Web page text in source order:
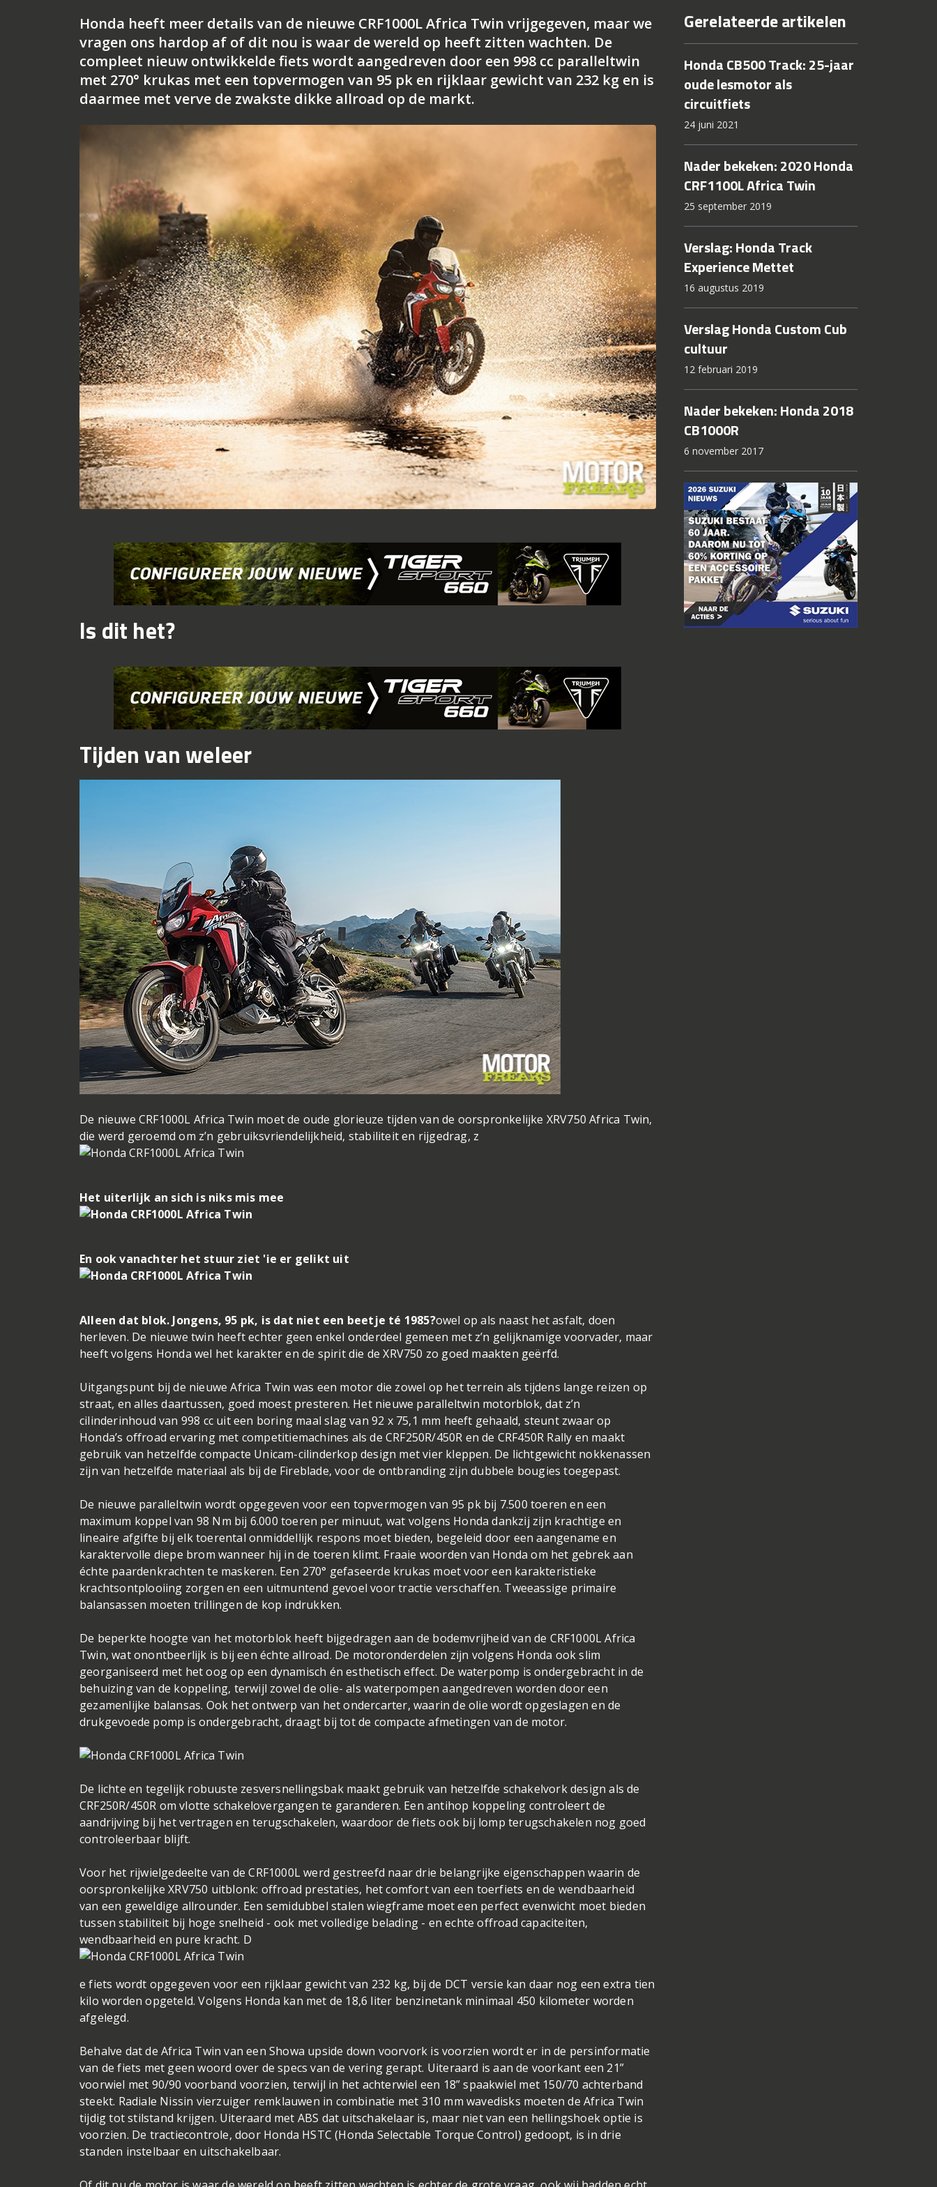
Honda heeft meer details van de nieuwe CRF1000L Africa Twin vrijgegeven, maar we
vragen ons hardop af of dit nou is waar de wereld op heeft zitten wachten. De
compleet nieuw ontwikkelde fiets wordt aangedreven door een 998 cc paralleltwin
met 270° krukas met een topvermogen van 95 pk en rijklaar gewicht van 232 kg en is
daarmee met verve de zwakste dikke allroad op de markt.
Is dit het?
Tijden van weleer
De nieuwe CRF1000L Africa Twin moet de oude glorieuze tijden van de oorspronkelijke XRV750 Africa Twin,
die werd geroemd om z’n gebruiksvriendelijkheid, stabiliteit en rijgedrag, z
Het uiterlijk an sich is niks mis mee
En ook vanachter het stuur ziet 'ie er gelikt uit
Alleen dat blok. Jongens, 95 pk, is dat niet een beetje té 1985?owel op als naast het asfalt, doen
herleven. De nieuwe twin heeft echter geen enkel onderdeel gemeen met z’n gelijknamige voorvader, maar
heeft volgens Honda wel het karakter en de spirit die de XRV750 zo goed maakten geërfd.
Uitgangspunt bij de nieuwe Africa Twin was een motor die zowel op het terrein als tijdens lange reizen op
straat, en alles daartussen, goed moest presteren. Het nieuwe paralleltwin motorblok, dat z’n
cilinderinhoud van 998 cc uit een boring maal slag van 92 x 75,1 mm heeft gehaald, steunt zwaar op
Honda’s offroad ervaring met competitiemachines als de CRF250R/450R en de CRF450R Rally en maakt
gebruik van hetzelfde compacte Unicam-cilinderkop design met vier kleppen. De lichtgewicht nokkenassen
zijn van hetzelfde materiaal als bij de Fireblade, voor de ontbranding zijn dubbele bougies toegepast.
De nieuwe paralleltwin wordt opgegeven voor een topvermogen van 95 pk bij 7.500 toeren en een
maximum koppel van 98 Nm bij 6.000 toeren per minuut, wat volgens Honda dankzij zijn krachtige en
lineaire afgifte bij elk toerental onmiddellijk respons moet bieden, begeleid door een aangename en
karaktervolle diepe brom wanneer hij in de toeren klimt. Fraaie woorden van Honda om het gebrek aan
échte paardenkrachten te maskeren. Een 270° gefaseerde krukas moet voor een karakteristieke
krachtsontplooiing zorgen en een uitmuntend gevoel voor tractie verschaffen. Tweeassige primaire
balansassen moeten trillingen de kop indrukken.
De beperkte hoogte van het motorblok heeft bijgedragen aan de bodemvrijheid van de CRF1000L Africa
Twin, wat onontbeerlijk is bij een échte allroad. De motoronderdelen zijn volgens Honda ook slim
georganiseerd met het oog op een dynamisch én esthetisch effect. De waterpomp is ondergebracht in de
behuizing van de koppeling, terwijl zowel de olie- als waterpompen aangedreven worden door een
gezamenlijke balansas. Ook het ontwerp van het ondercarter, waarin de olie wordt opgeslagen en de
drukgevoede pomp is ondergebracht, draagt bij tot de compacte afmetingen van de motor.
De lichte en tegelijk robuuste zesversnellingsbak maakt gebruik van hetzelfde schakelvork design als de
CRF250R/450R om vlotte schakelovergangen te garanderen. Een antihop koppeling controleert de
aandrijving bij het vertragen en terugschakelen, waardoor de fiets ook bij lomp terugschakelen nog goed
controleerbaar blijft.
Voor het rijwielgedeelte van de CRF1000L werd gestreefd naar drie belangrijke eigenschappen waarin de
oorspronkelijke XRV750 uitblonk: offroad prestaties, het comfort van een toerfiets en de wendbaarheid
van een geweldige allrounder. Een semidubbel stalen wiegframe moet een perfect evenwicht moet bieden
tussen stabiliteit bij hoge snelheid - ook met volledige belading - en echte offroad capaciteiten,
wendbaarheid en pure kracht. D
e fiets wordt opgegeven voor een rijklaar gewicht van 232 kg, bij de DCT versie kan daar nog een extra tien
kilo worden opgeteld. Volgens Honda kan met de 18,6 liter benzinetank minimaal 450 kilometer worden
afgelegd.
Behalve dat de Africa Twin van een Showa upside down voorvork is voorzien wordt er in de persinformatie
van de fiets met geen woord over de specs van de vering gerapt. Uiteraard is aan de voorkant een 21”
voorwiel met 90/90 voorband voorzien, terwijl in het achterwiel een 18” spaakwiel met 150/70 achterband
steekt. Radiale Nissin vierzuiger remklauwen in combinatie met 310 mm wavedisks moeten de Africa Twin
tijdig tot stilstand krijgen. Uiteraard met ABS dat uitschakelaar is, maar niet van een hellingshoek optie is
voorzien. De tractiecontrole, door Honda HSTC (Honda Selectable Torque Control) gedoopt, is in drie
standen instelbaar en uitschakelbaar.
Gerelateerde artikelen
Honda CB500 Track: 25-jaar
oude lesmotor als
circuitfiets
24 juni 2021
Nader bekeken: 2020 Honda
CRF1100L Africa Twin
25 september 2019
Verslag: Honda Track
Experience Mettet
16 augustus 2019
Verslag Honda Custom Cub
cultuur
12 februari 2019
Nader bekeken: Honda 2018
CB1000R
6 november 2017